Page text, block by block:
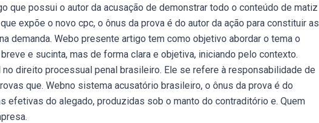
que possui o autor da acusação de demonstrar todo o conteúdo de matiz
expõe o novo cpc, o ônus da prova é do autor da ação para constituir as
demanda. Webo presente artigo tem como objetivo abordar o tema o
e sucinta, mas de forma clara e objetiva, iniciando pelo contexto.
direito processual penal brasileiro. Ele se refere à responsabilidade de
que. Webno sistema acusatório brasileiro, o ônus da prova é do
do alegado, produzidas sob o manto do contraditório e. Quem